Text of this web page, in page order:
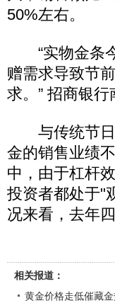
50%左右。
“实物金条今
赠需求导致节
求。” 招商银
与传统节日
金的销售业绩
中，由于杠杆
投资者都处于"
况来看，去年
相关报道：
黄金价格走低催藏